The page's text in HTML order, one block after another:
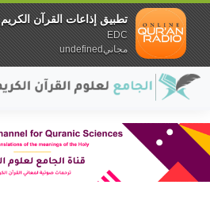
تطبيق إذاعات القرآن الكريم
EDC
مجانيundefined